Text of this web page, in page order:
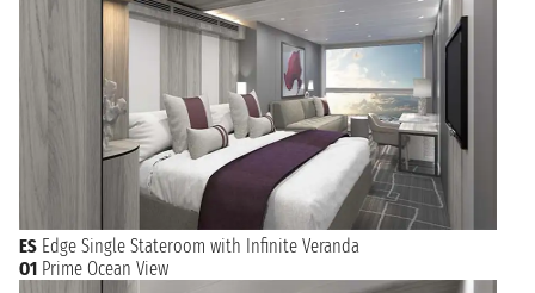
ES Edge Single Stateroom with Infinite Veranda
O1 Prime Ocean View